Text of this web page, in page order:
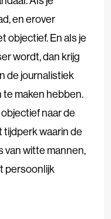
en erover
objectief. En als je
wordt, dan krijg
de journalistiek
maken hebben.
naar de
tijdperk waarin de
van witte mannen,
persoonlijk